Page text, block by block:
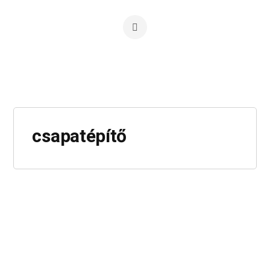
csapatépítő